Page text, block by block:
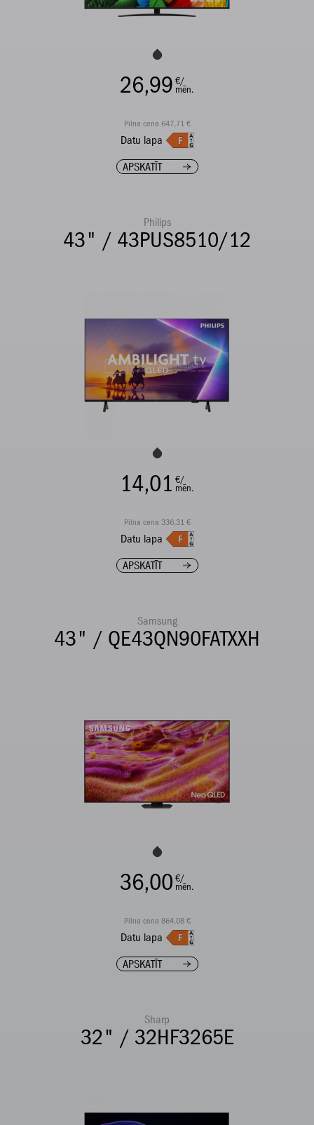
26,99 €/
mēn.
Pilna cena 647,71 €
Datu lapa
APSKATĪT
Philips
43" / 43PUS8510/12
14,01 €/
mēn.
Pilna cena 336,31 €
Datu lapa
APSKATĪT
Samsung
43" / QE43QN90FATXXH
36,00 €/
mēn.
Pilna cena 864,08 €
Datu lapa
APSKATĪT
Sharp
32" / 32HF3265E